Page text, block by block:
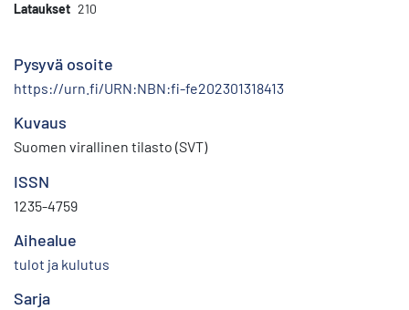
Lataukset 210
Pysyvä osoite
https://urn.fi/URN:NBN:fi-fe202301318413
Kuvaus
Suomen virallinen tilasto (SVT)
ISSN
1235-4759
Aihealue
tulot ja kulutus
Sarja